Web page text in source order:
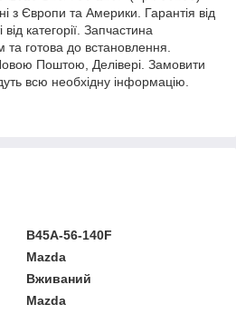
з Європи та Америки. Гарантія від
категорії. Запчастина
та готова до встановлення.
Поштою, Делівері. Замовити
всю необхідну інформацію.
B45A-56-140F
Mazda
Вживаний
Mazda